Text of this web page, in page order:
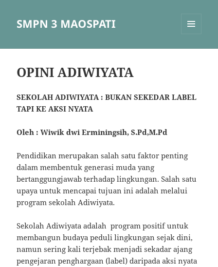
SMPN 3 MAOSPATI
OPINI ADIWIYATA
SEKOLAH ADIWIYATA : BUKAN SEKEDAR LABEL
TAPI KE AKSI NYATA
Oleh : Wiwik dwi Erminingsih, S.Pd,M.Pd
Pendidikan merupakan salah satu faktor penting
dalam membentuk generasi muda yang
bertanggungjawab terhadap lingkungan. Salah satu
upaya untuk mencapai tujuan ini adalah melalui
program sekolah Adiwiyata.
Sekolah Adiwiyata adalah program positif untuk
membangun budaya peduli lingkungan sejak dini,
namun sering kali terjebak menjadi sekadar ajang
pengejaran penghargaan (label) daripada aksi nyata